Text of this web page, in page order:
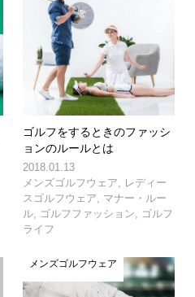
ゴルフをするときのファッシ
ョンのルールとは
2018.01.13
メンズゴルフウェア
レディー
スゴルフウェア
マナー・ルー
ル
ゴルフファッション
ゴルフ
ライフ
メンズゴルフウェア